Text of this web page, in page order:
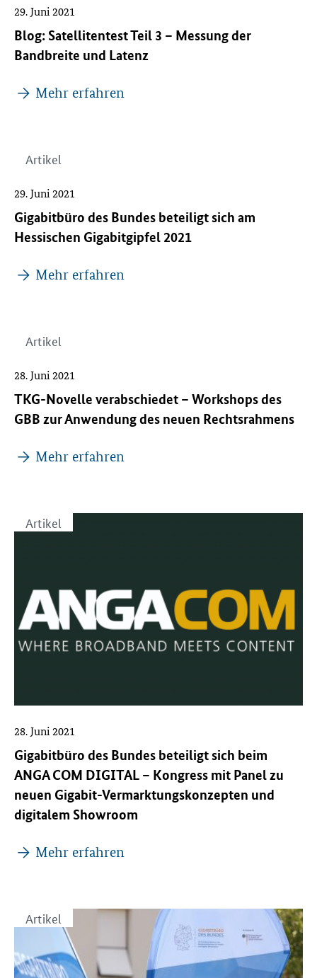
Blog: Satellitentest Teil 3 – Messung der
Bandbreite und Latenz
29. Juni 2021
Mehr erfahren
Artikel
Gigabitbüro des Bundes beteiligt sich am
Hessischen Gigabitgipfel 2021
29. Juni 2021
Mehr erfahren
Artikel
TKG-Novelle verabschiedet – Workshops des
GBB zur Anwendung des neuen Rechtsrahmens
28. Juni 2021
Mehr erfahren
Artikel
Gigabitbüro des Bundes beteiligt sich beim
ANGA COM DIGITAL – Kongress mit Panel zu
neuen Gigabit-Vermarktungskonzepten und
digitalem Showroom
28. Juni 2021
Mehr erfahren
Artikel